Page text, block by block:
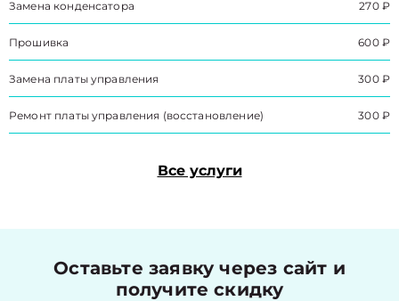
Замена конденсатора 270 ₽
Прошивка 600 ₽
Замена платы управления 300 ₽
Ремонт платы управления (восстановление) 300 ₽
Все услуги
Оставьте заявку через сайт и
получите скидку